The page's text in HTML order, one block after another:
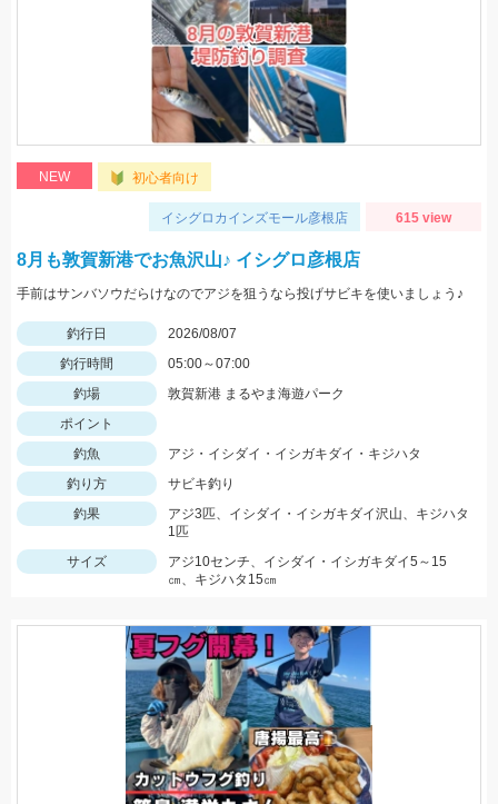
NEW 初心者向け
イシグロカインズモール彦根店 615 view
8月も敦賀新港でお魚沢山♪ イシグロ彦根店
手前はサンバソウだらけなのでアジを狙うなら投げサビキを使いましょう♪
釣行日
2026/08/07
釣行時間
05:00～07:00
釣場
敦賀新港 まるやま海遊パーク
ポイント
釣魚
アジ・イシダイ・イシガキダイ・キジハタ
釣り方
サビキ釣り
釣果
アジ3匹、イシダイ・イシガキダイ沢山、キジハタ
1匹
サイズ
アジ10センチ、イシダイ・イシガキダイ5～15
㎝、キジハタ15㎝